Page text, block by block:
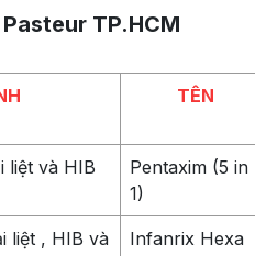
TP.HCM
TÊN
liệt và HIB
Pentaxim (5 in
1)
liệt , HIB và
Infanrix Hexa